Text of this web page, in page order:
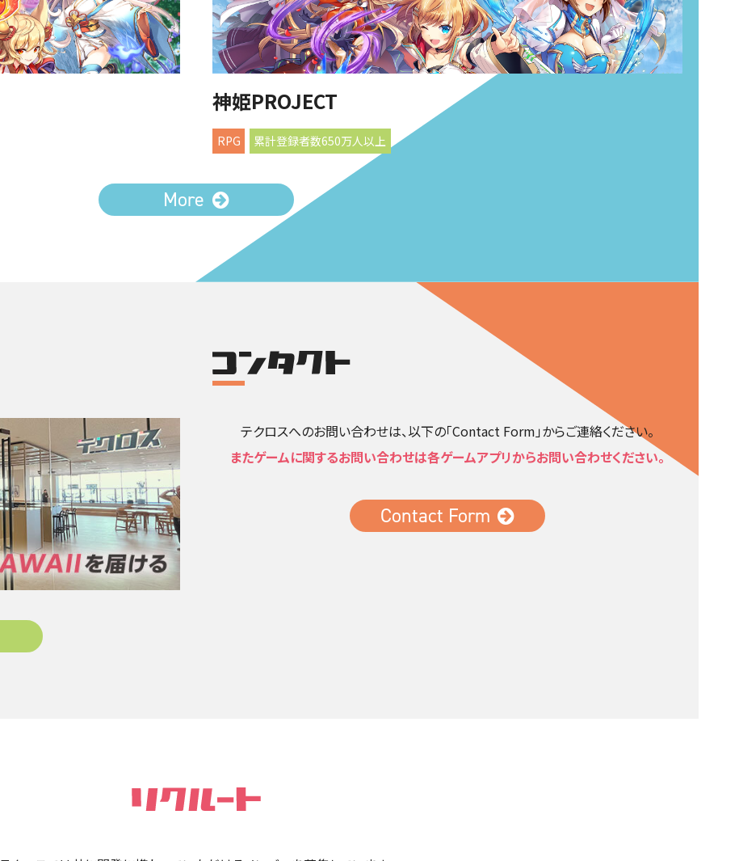
神姫PROJECT
RPG 累計登録者数650万人以上
More
テクロスへのお問い合わせは、以下の「Contact Form」からご連絡ください。
またゲームに関するお問い合わせは各ゲームアプリからお問い合わせください。
Contact Form